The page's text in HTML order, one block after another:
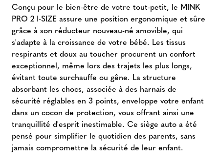
Conçu pour le bien-être de votre tout-petit, le MINK
PRO 2 I-SIZE assure une position ergonomique et sûre
grâce à son réducteur nouveau-né amovible, qui
s'adapte à la croissance de votre bébé. Les tissus
respirants et doux au toucher procurent un confort
exceptionnel, même lors des trajets les plus longs,
évitant toute surchauffe ou gêne. La structure
absorbant les chocs, associée à des harnais de
sécurité réglables en 3 points, enveloppe votre enfant
dans un cocon de protection, vous offrant ainsi une
tranquillité d'esprit inestimable. Ce siège auto a été
pensé pour simplifier le quotidien des parents, sans
jamais compromettre la sécurité de leur enfant.